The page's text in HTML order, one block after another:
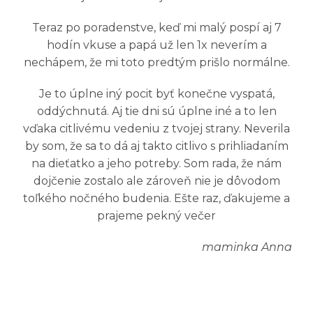
Teraz po poradenstve, keď mi malý pospí aj 7
hodín vkuse a papá už len 1x neverím a
nechápem, že mi toto predtým prišlo normálne.
Je to úplne iný pocit byť konečne vyspatá,
oddýchnutá. Aj tie dni sú úplne iné a to len
vďaka citlivému vedeniu z tvojej strany. Neverila
by som, že sa to dá aj takto citlivo s prihliadaním
na dieťatko a jeho potreby. Som rada, že nám
dojčenie zostalo ale zároveň nie je dôvodom
toľkého nočného budenia. Ešte raz, ďakujeme a
prajeme pekný večer
maminka Anna